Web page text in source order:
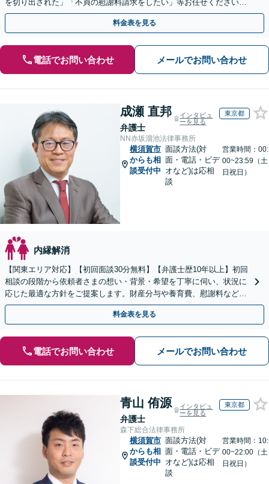
を切り出された」「不貞の慰謝料請求をしたい」等お任せください。
【リーズナブルな料金設定】
料金表を見る
電話でお問い合わせ メールでお問い合わせ
成瀬 直邦
弁護士
インタビュ
ーを見る
東京都
NN赤坂溜池法律事務所
横須賀市
からも相
談受付中
面談方法(対
面・電話・ビデ
オなど)は応相
談
営業時間：00:
00~23:59（土
日祝日）
内縁解消
【関東エリア対応】【初回面談30分無料】【弁護士歴10年以上】初回
相談の段階から依頼者さまの想い・背景・希望を丁寧に伺い、状況に
応じた最適な方針をご提案します。財産分与や養育費、慰謝料など、
まずはぜひ一度ご相談ください【休日・夜間相談可】
料金表を見る
電話でお問い合わせ メールでお問い合わせ
青山 侑源
弁護士
インタビュ
ーを見る
東京都
森下総合法律事務所
横須賀市
からも相
談受付中
面談方法(対
面・電話・ビデ
オなど)は応相
談
営業時間：10:
00~22:00（土
日祝日）